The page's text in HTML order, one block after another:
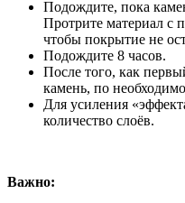
Подождите, пока
Протрите материал с
чтобы покрытие не
Подождите 8 часов.
После того, как
камень, по
Для усиления
количество слоёв.
Важно: